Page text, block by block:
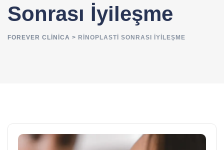
Sonrası İyileşme
FOREVER CLINICA > RINOPLASTI SONRASI İYILEŞME